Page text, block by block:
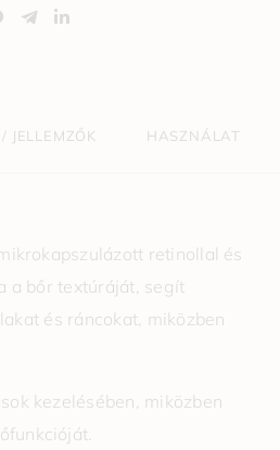
JELLEMZŐK HASZNÁLAT
retinollal és
a bőr textúráját, segít
és ráncokat, miközben
kezelésében, miközben